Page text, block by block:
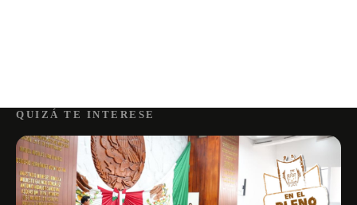
QUIZÁ TE INTERESE